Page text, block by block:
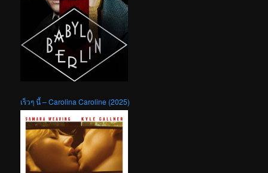
เร็วๆ นี้ – Carolina Caroline (2025)